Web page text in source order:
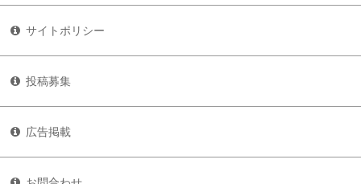
サイトポリシー
投稿募集
広告掲載